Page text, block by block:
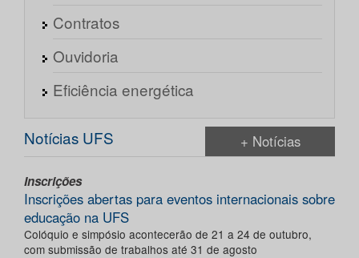
Contratos
Ouvidoria
Eficiência energética
Notícias UFS + Notícias
Inscrições
Inscrições abertas para eventos internacionais sobre
educação na UFS
Colóquio e simpósio acontecerão de 21 a 24 de outubro,
com submissão de trabalhos até 31 de agosto